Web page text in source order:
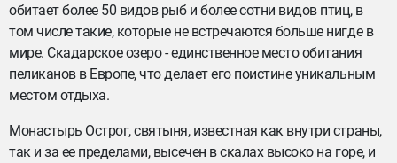
обитает более 50 видов рыб и более сотни видов птиц, в
том числе такие, которые не встречаются больше нигде в
мире. Скадарское озеро - единственное место обитания
пеликанов в Европе, что делает его поистине уникальным
местом отдыха.
Монастырь Острог, святыня, известная как внутри страны,
так и за ее пределами, высечен в скалах высоко на горе, и